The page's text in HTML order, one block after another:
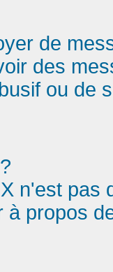
de
des
ou de
n'est pas
à propos